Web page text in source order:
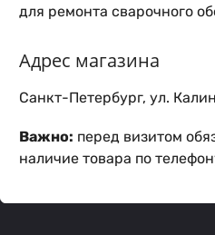
для ремонта сварочного
Адрес магазина
Санкт-Петербург, ул.
Важно: перед визитом
наличие товара по